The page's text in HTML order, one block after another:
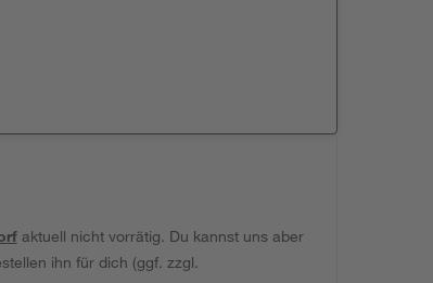
aktuell nicht vorrätig. Du kannst uns aber
ihn für dich (ggf. zzgl.